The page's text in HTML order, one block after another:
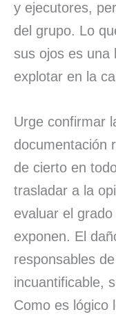
y ejecutores,
del grupo. Lo
sus ojos es una
explotar en la
Urge confirmar
documentación
de cierto en
trasladar a la
evaluar el
exponen. El
responsables
incuantificable,
Como es lógico